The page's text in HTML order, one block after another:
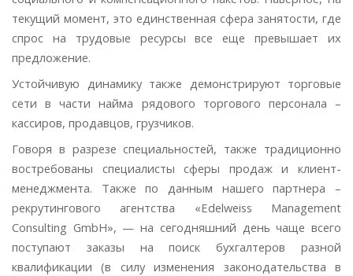
текущий момент, это единственная сфера занятости, где
спрос на трудовые ресурсы все еще превышает их
предложение.
Устойчивую динамику также демонстрируют торговые
сети в части найма рядового торгового персонала –
кассиров, продавцов, грузчиков.
Говоря в разрезе специальностей, также традиционно
востребованы специалисты сферы продаж и клиент-
менеджмента. Также по данным нашего партнера –
рекрутингового агентства «Edelweiss Management
Consulting GmbH», — на сегодняшний день чаще всего
поступают заказы на поиск бухгалтеров разной
квалификации (в силу изменения законодательства в